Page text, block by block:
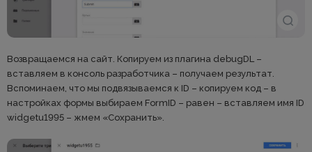
Возвращаемся на сайт. Копируем из плагина debugDL –
вставляем в консоль разработчика – получаем результат.
Вспоминаем, что мы подвязываемся к ID – копируем код – в
настройках формы выбираем FormID – равен – вставляем имя ID
widgetu1995 – жмем «Сохранить».